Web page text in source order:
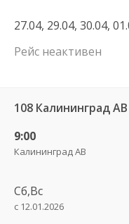
Рейс неактивен
108 Калининград
9:00
Калининград АВ
Сб,Вс
с 12.01.2026